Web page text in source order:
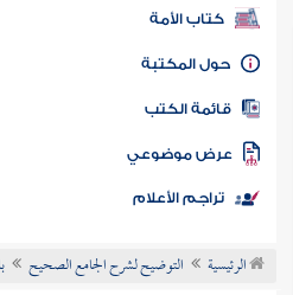
كتب PDF
كتاب الأمة
المكتبة
الكتب
موضوعي
تراجم الأعلام
الرئيسية التوضيح لشرح الجامع الصحيح